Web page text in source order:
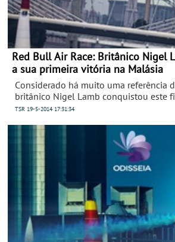
Red Bull Air Race: Britânico Nigel
a sua primeira vitória na Malásia
Considerado há muito uma referência
britânico Nigel Lamb conquistou este
Malásia a sua primeira vitória na Red
final emocionante. Bonhomme ficou
lugares cimeiros, perdendo também
campeonato.
TSR 19-5-201417:31:34